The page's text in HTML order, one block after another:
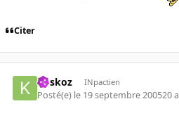
Citer
koskoz INpactien
Posté(e) le 19 septembre 200520 a